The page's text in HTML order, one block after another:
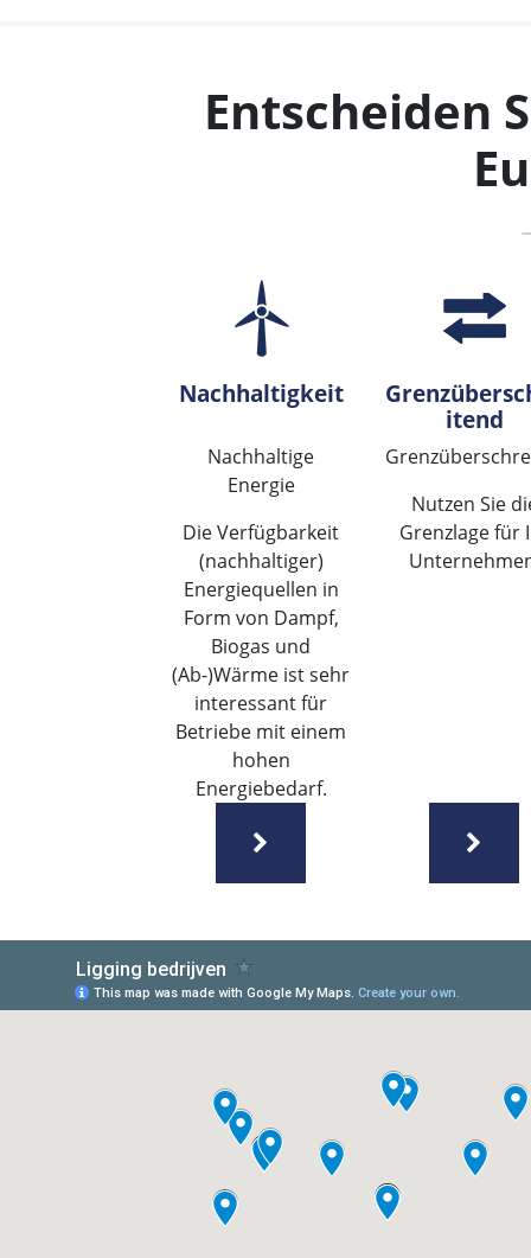
Entscheiden
Nachhaltigkeit
Nachhaltige
Energie
Die Verfügbarkeit
(nachhaltiger)
Energiequellen in
Form von Dampf,
Biogas und
(Ab-)Wärme ist sehr
interessant für
Betriebe mit einem
hohen
Energiebedarf.
itend
Nutzen Sie
Grenzlage für